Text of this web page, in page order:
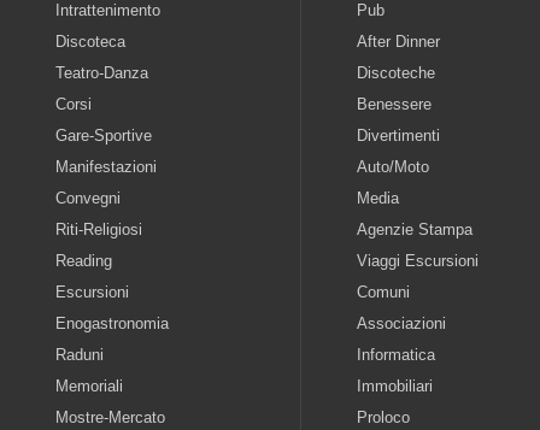
Intrattenimento
Discoteca
Teatro-Danza
Corsi
Gare-Sportive
Manifestazioni
Convegni
Riti-Religiosi
Reading
Escursioni
Enogastronomia
Raduni
Memoriali
Mostre-Mercato
Pub
After Dinner
Discoteche
Benessere
Divertimenti
Auto/Moto
Media
Agenzie Stampa
Viaggi Escursioni
Comuni
Associazioni
Informatica
Immobiliari
Proloco